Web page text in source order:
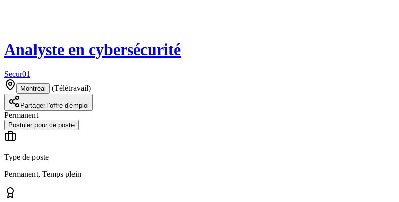
Analyste en cybersécurité
Secur01
Montréal (Télétravail)
Partager l'offre d'emploi
Permanent
Postuler pour ce poste
Type de poste
Permanent, Temps plein